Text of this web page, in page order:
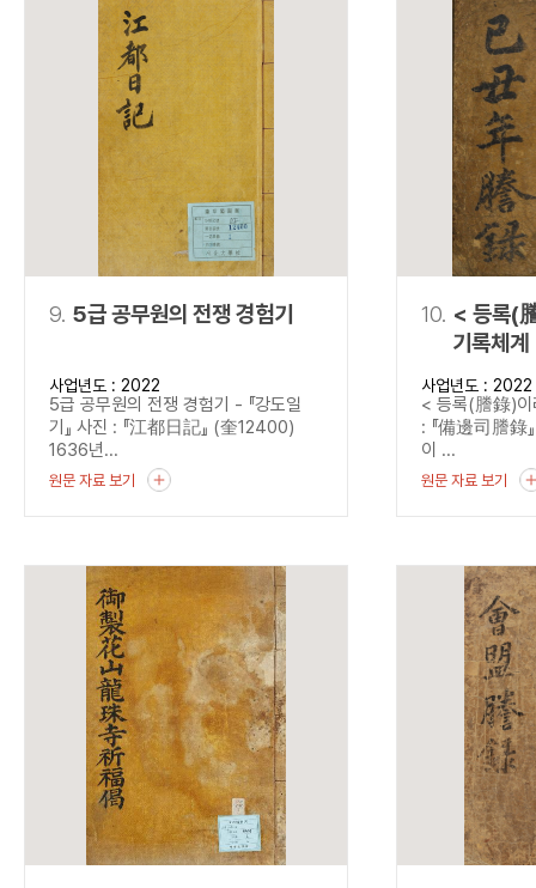
9. 5급 공무원의 전쟁 경험기
사업년도 : 2022
5급 공무원의 전쟁 경험기 - 『강도일
기』 사진 : 『江都日記』 (奎12400)
1636년...
원문 자료 보기
10. < 등록(
기록체
사업년도 : 2022
< 등록(謄錄)이
: 『備邊司謄錄
이 ...
원문 자료 보기